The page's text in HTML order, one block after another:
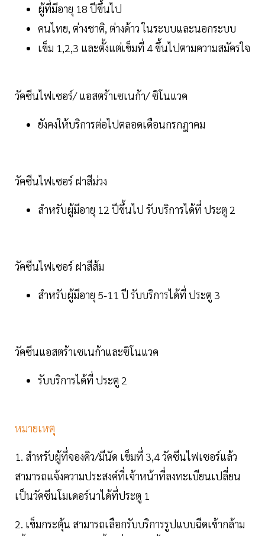
ผู้ที่มีอายุ 18 ปีขึ้นไป
คนไทย, ต่างชาติ, ต่างด้าว ในระบบและนอกระบบ
เข็ม 1,2,3 และตั้งแต่เข็มที่ 4 ขึ้นไปตามความสมัครใจ
วัคซีนไฟเซอร์/ แอสตร้าเซเนก้า/ ซิโนแวค
ยังคงให้บริการต่อไปตลอดเดือนกรกฎาคม
วัคซีนไฟเซอร์ ฝาสีม่วง
สำหรับผู้มีอายุ 12 ปีขึ้นไป รับบริการได้ที่ ประตู 2
วัคซีนไฟเซอร์ ฝาสีส้ม
สำหรับผู้มีอายุ 5-11 ปี รับบริการได้ที่ ประตู 3
วัคซีนแอสตร้าเซเนก้าและซิโนแวค
รับบริการได้ที่ ประตู 2
หมายเหตุ
1. สำหรับผู้ที่จองคิว/มีนัด เข็มที่ 3,4 วัคซีนไฟเซอร์แล้ว
สามารถแจ้งความประสงค์ที่เจ้าหน้าที่ลงทะเบียนเปลี่ยน
เป็นวัคซีนโมเดอร์นาได้ที่ประตู 1
2. เข็มกระตุ้น สามารถเลือกรับบริการรูปแบบฉีดเข้ากล้าม